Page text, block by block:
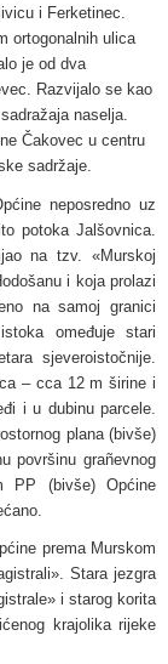
i Ferketinec.
ortogonalnih ulica
je od dva
Razvijalo se kao
naselja.
Čakovec u centru
sadržaje.
neposredno uz
potoka Jalšovnica.
na tzv. «Murskoj
i koja prolazi
na samoj granici
omeđuje stari
sjeveroistočnije.
– cca 12 m širine i
i u dubinu parcele.
plana (bivše)
površinu grañevnog
PP (bivše) Općine
prema Murskom
Stara jezgra
i starog korita
krajolika rijeke